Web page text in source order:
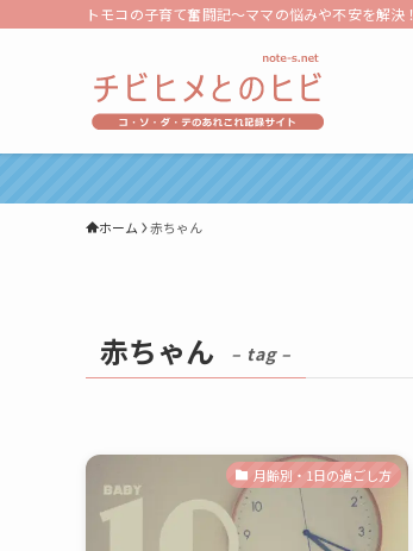
トモコの子育て奮闘記～ママの悩みや不安を解決！
ホーム 赤ちゃん
赤ちゃん – tag –
月齢別・1日の過ごし方